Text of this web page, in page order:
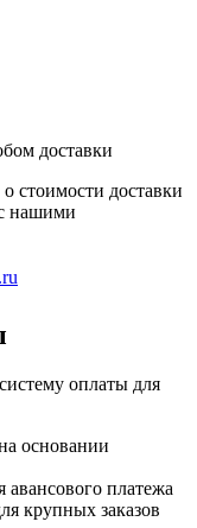
доставки
стоимости доставки
нашими
оплаты для
основании
авансового платежа
крупных заказов